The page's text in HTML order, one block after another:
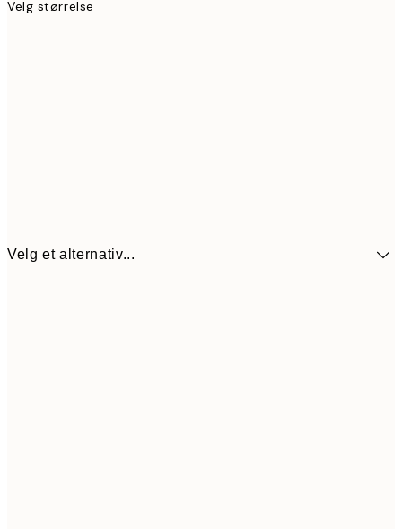
Velg størrelse
Velg et alternativ...